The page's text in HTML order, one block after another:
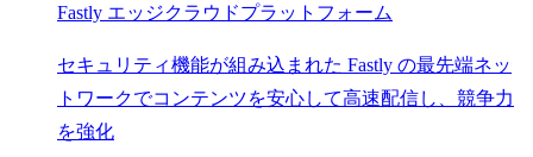
Fastly エッジクラウドプラットフォーム
セキュリティ機能が組み込まれた Fastly の最先端ネッ
トワークでコンテンツを安心して高速配信し、競争力
を強化